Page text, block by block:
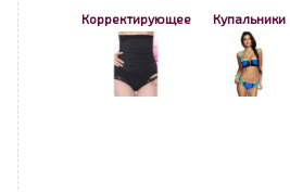
Корректирующее Купальники